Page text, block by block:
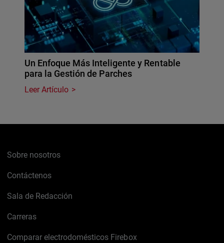
Un Enfoque Más Inteligente y Rentable
para la Gestión de Parches
Leer Artículo
Sobre nosotros
Contáctenos
Sala de Redacción
Carreras
Comparar electrodomésticos Firebox